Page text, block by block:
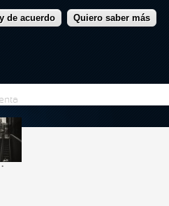
de acuerdo Quiero saber más